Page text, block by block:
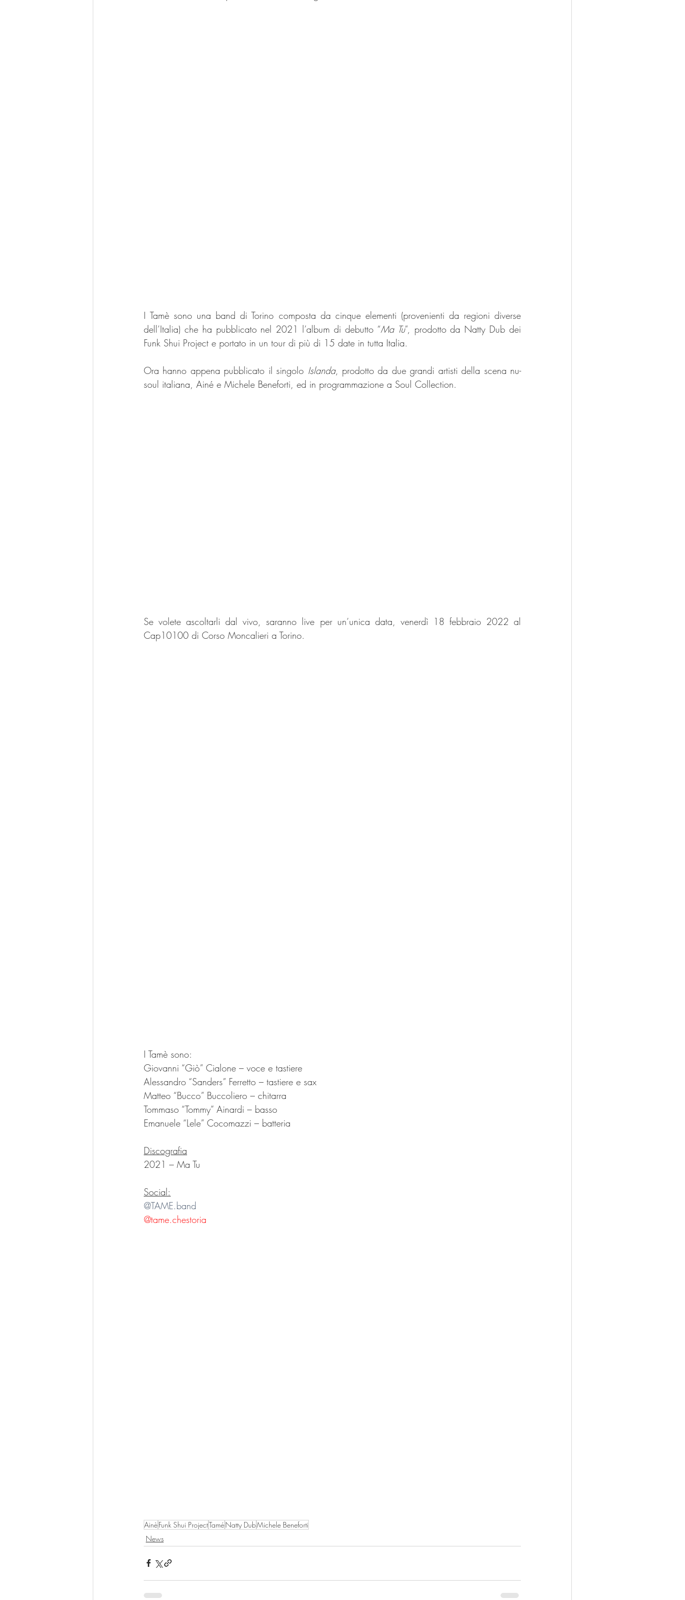
I Tamè sono una band di Torino composta da cinque elementi (provenienti da regioni diverse
dell’Italia) che ha pubblicato nel 2021 l’album di debutto “Ma Tu”, prodotto da Natty Dub dei
Funk Shui Project e portato in un tour di più di 15 date in tutta Italia.
Ora hanno appena pubblicato il singolo Islanda, prodotto da due grandi artisti della scena nu-
soul italiana, Ainé e Michele Beneforti, ed in programmazione a Soul Collection.
Se volete ascoltarli dal vivo, saranno live per un’unica data, venerdì 18 febbraio 2022 al
Cap10100 di Corso Moncalieri a Torino.
I Tamè sono:
Giovanni “Giò” Cialone – voce e tastiere
Alessandro “Sanders” Ferretto – tastiere e sax
Matteo “Bucco” Buccoliero – chitarra
Tommaso “Tommy” Ainardi – basso
Emanuele “Lele” Cocomazzi – batteria
Discografia
2021 – Ma Tu
Social:
@TAME.band
@tame.chestoria
AinèFunk Shui ProjectTaméNatty DubMichele Beneforti
News